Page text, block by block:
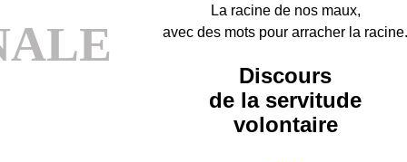
La racine de nos maux,
avec des mots pour arracher la racine.
Discours
de la servitude
volontaire